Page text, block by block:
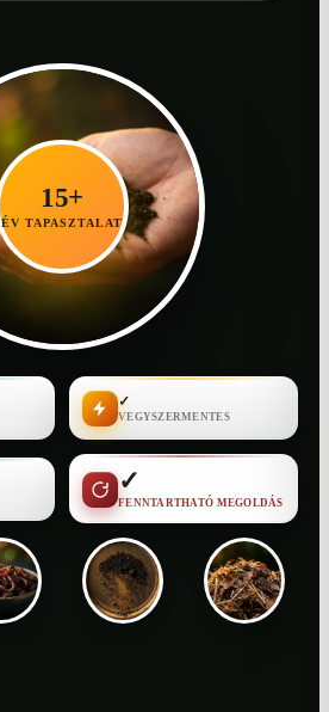
15+
ÉV TAPASZTALAT
✓
VEGYSZERMENTES
✓
FENNTARTHATÓ MEGOLDÁS